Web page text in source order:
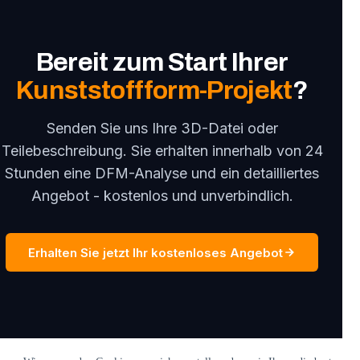
Bereit zum Start Ihrer
Kunststoffform-Projekt?
Senden Sie uns Ihre 3D-Datei oder
Teilebeschreibung. Sie erhalten innerhalb von 24
Stunden eine DFM-Analyse und ein detailliertes
Angebot - kostenlos und unverbindlich.
Erhalten Sie jetzt Ihr kostenloses Angebot